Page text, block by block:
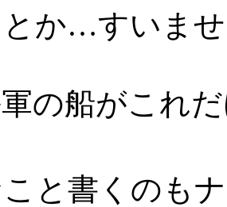
か…すいま
の船がこれ
と書くのも